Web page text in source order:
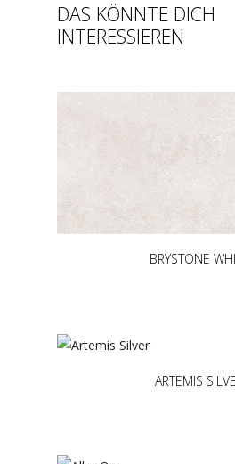
DAS KÖNNTE DICH
INTERESSIEREN
BRYSTONE
ARTEMIS